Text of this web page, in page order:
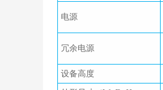
电源
冗余电源
设备高度